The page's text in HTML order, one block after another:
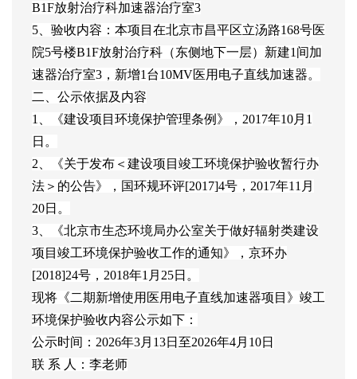
B1F放射治疗科加速器治疗室3
5、验收内容：本项目在北京市昌平区立汤路168号医
院5号楼B1F放射治疗科（东侧地下一层）新建1间加
速器治疗室3，新增1台10MV医用电子直线加速器。
二、公示依据及内容
1、《建设项目环境保护管理条例》，2017年10月1
日。
2、《关于发布＜建设项目竣工环境保护验收暂行办
法＞的公告》，国环规环评[2017]4号，2017年11月
20日。
3、《北京市生态环境局办公室关于做好辐射类建设
项目竣工环境保护验收工作的通知》，京环办
[2018]24号，2018年1月25日。
现将《二期新增使用医用电子直线加速器项目》竣工
环境保护验收内容公示如下：
公示时间：2026年3月13日至2026年4月10日
联 系 人：李老师